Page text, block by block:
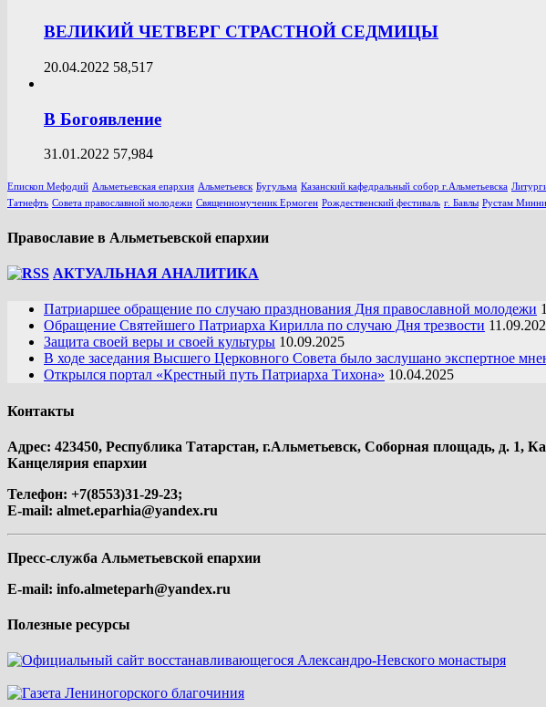
ВЕЛИКИЙ ЧЕТВЕРГ СТРАСТНОЙ СЕДМИЦЫ
20.04.2022 58,517
В Богоявление
31.01.2022 57,984
Епископ Мефодий Альметьевская епархия Альметьевск Бугульма Казанский кафедральный собор г.Альметьевска
Татнефть Совета православной молодежи Священномученик Ермоген Рождественский фестиваль г. Бавлы Рустам
Православие в Альметьевской епархии
АКТУАЛЬНАЯ АНАЛИТИКА
Патриаршее обращение по случаю празднования Дня православной молодежи
Обращение Святейшего Патриарха Кирилла по случаю Дня трезвости
Защита своей веры и своей культуры 10.09.2025
В ходе заседания Высшего Церковного Совета было заслушано экспертное
Открылся портал «Крестный путь Патриарха Тихона» 10.04.2025
Контакты
Адрес: 423450, Республика Татарстан, г.Альметьевск, Соборная площадь, д. 1,
Канцелярия епархии
Телефон: +7(8553)31-29-23;
E-mail: almet.eparhia@yandex.ru
Пресс-служба Альметьевской епархии
E-mail: info.almeteparh@yandex.ru
Полезные ресурсы